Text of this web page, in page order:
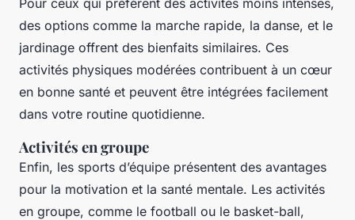
Pour ceux qui préfèrent des activités moins intenses,
des options comme la marche rapide, la danse, et le
jardinage offrent des bienfaits similaires. Ces
activités physiques modérées contribuent à un cœur
en bonne santé et peuvent être intégrées facilement
dans votre routine quotidienne.
Activités en groupe
Enfin, les sports d’équipe présentent des avantages
pour la motivation et la santé mentale. Les activités
en groupe, comme le football ou le basket-ball,